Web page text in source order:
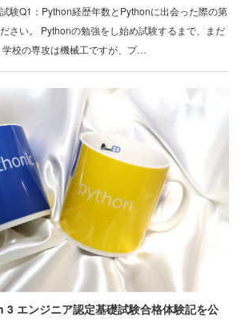
験Q1：Python経歴年数とPythonに出会った際の第
さい。 Pythonの勉強をし始め試験するまで、まだ
学校の専攻は機械工ですが、プ…
エンジニア認定基礎試験合格体験記を公